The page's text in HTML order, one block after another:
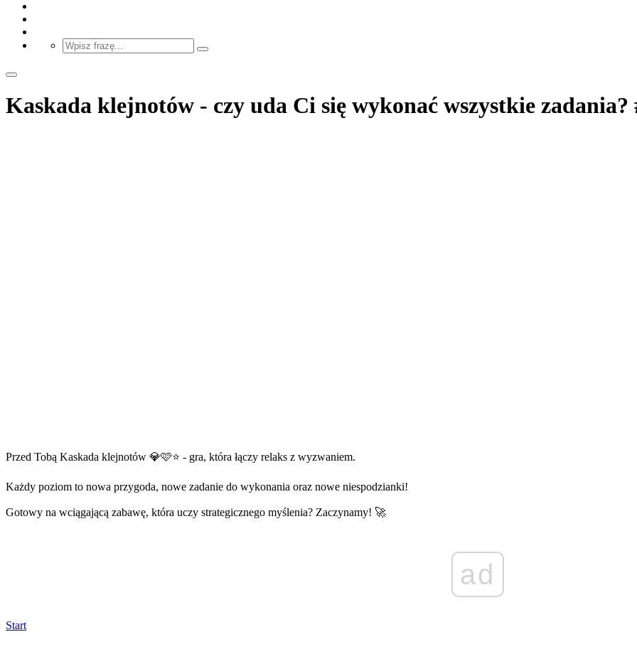
Kaskada klejnotów - czy uda Ci się wykonać wszystkie zadania?
Przed Tobą Kaskada klejnotów 💎🩷⭐ - gra, która łączy relaks z wyzwaniem.
Każdy poziom to nowa przygoda, nowe zadanie do wykonania oraz nowe niespodzianki!
Gotowy na wciągającą zabawę, która uczy strategicznego myślenia? Zaczynamy! 🚀
ad
Start